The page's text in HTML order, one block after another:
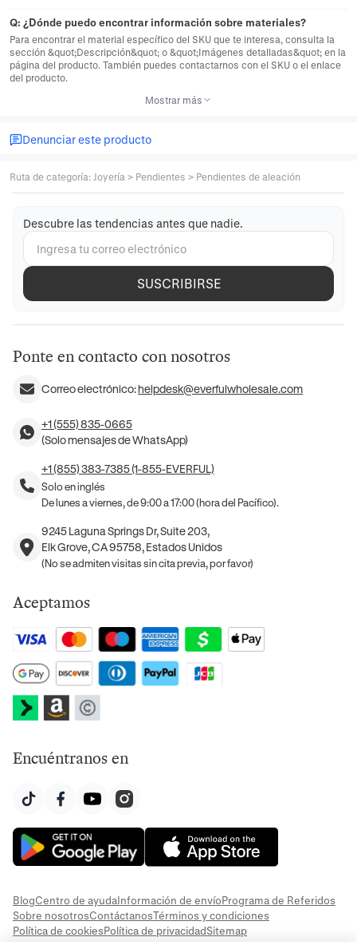
Q: ¿Dónde puedo encontrar información sobre materiales?
Para encontrar el material específico del SKU que te interesa, consulta la
sección &quot;Descripción&quot; o &quot;Imágenes detalladas&quot; en la
página del producto. También puedes contactarnos con el SKU o el enlace
del producto.
Mostrar más
Denunciar este producto
Ruta de categoría: Joyería > Pendientes > Pendientes de aleación
Descubre las tendencias antes que nadie.
SUSCRIBIRSE
Ponte en contacto con nosotros
Correo electrónico:helpdesk@everfulwholesale.com
+1 (555) 835-0665
(Solo mensajes de WhatsApp)
+1 (855) 383-7385 (1-855-EVERFUL)
Solo en inglés
De lunes a viernes, de 9:00 a 17:00 (hora del Pacífico).
9245 Laguna Springs Dr, Suite 203,
Elk Grove, CA 95758, Estados Unidos
(No se admiten visitas sin cita previa, por favor)
Aceptamos
Encuéntranos en
BlogCentro de ayudaInformación de envíoPrograma de Referidos
Sobre nosotrosContáctanosTérminos y condiciones
Política de cookiesPolítica de privacidadSitemap